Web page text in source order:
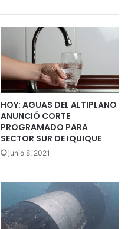
HOY: AGUAS DEL ALTIPLANO
ANUNCIÓ CORTE
PROGRAMADO PARA
SECTOR SUR DE IQUIQUE
junio 8, 2021